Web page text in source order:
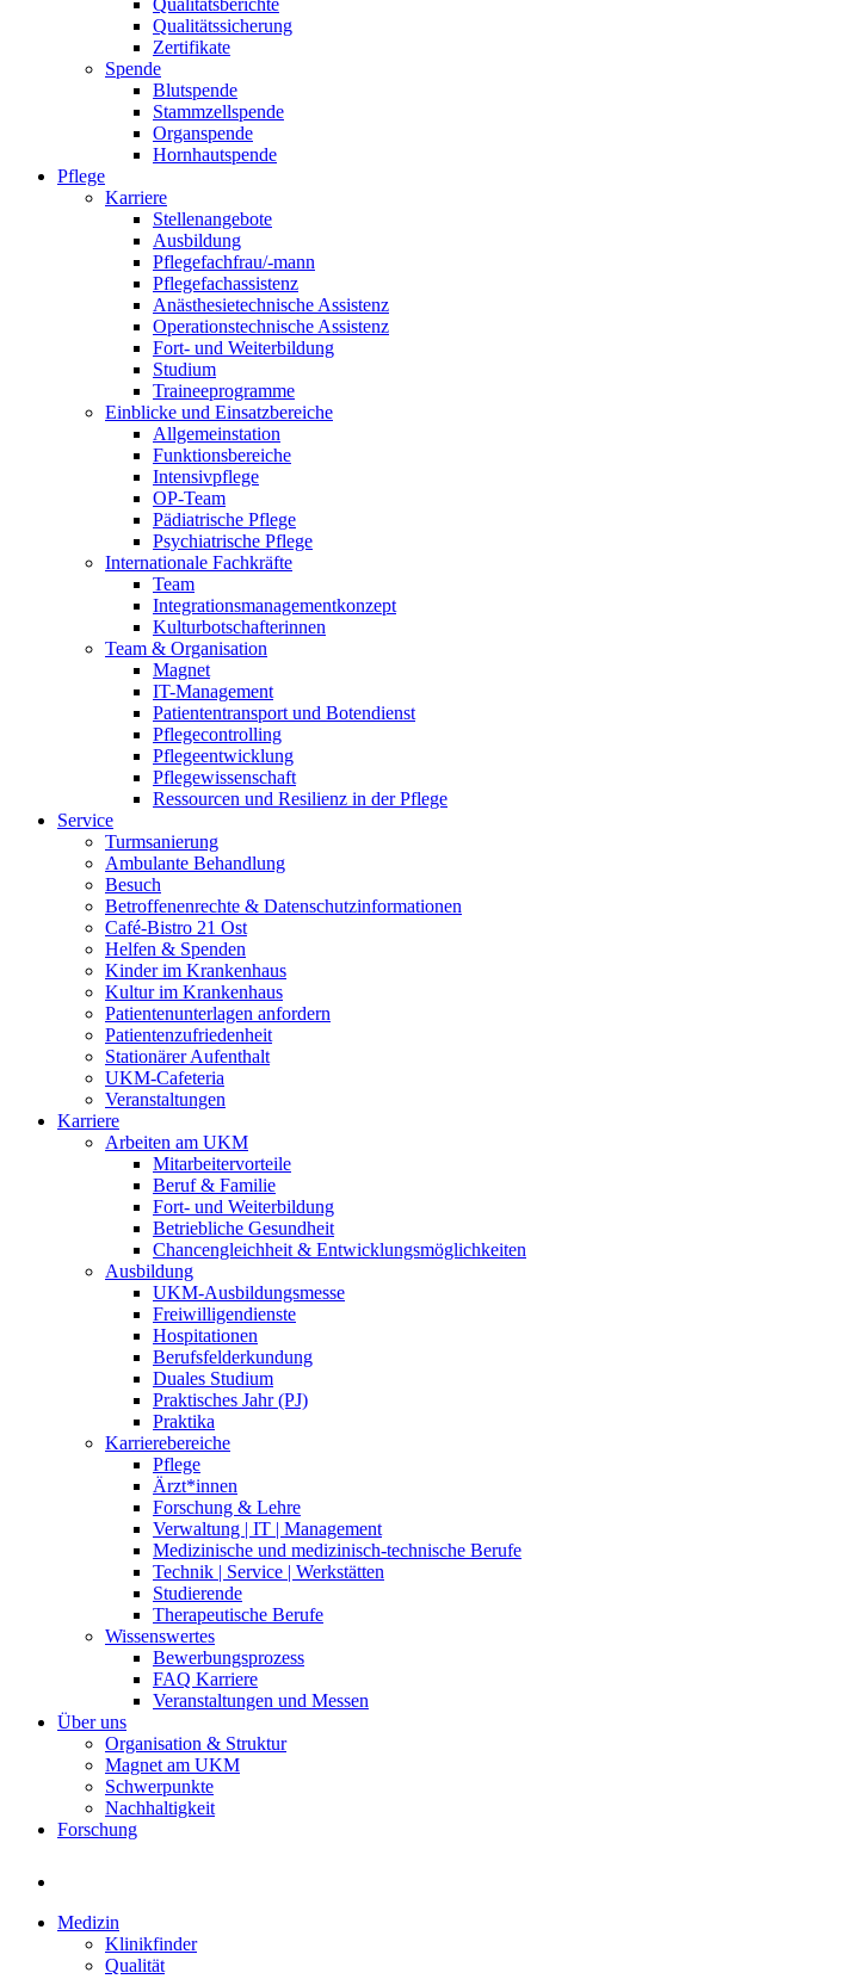
Qualitätsberichte
Qualitätssicherung
Zertifikate
Spende
Blutspende
Stammzellspende
Organspende
Hornhautspende
Pflege
Karriere
Stellenangebote
Ausbildung
Pflegefachfrau/-mann
Pflegefachassistenz
Anästhesietechnische Assistenz
Operationstechnische Assistenz
Fort- und Weiterbildung
Studium
Traineeprogramme
Einblicke und Einsatzbereiche
Allgemeinstation
Funktionsbereiche
Intensivpflege
OP-Team
Pädiatrische Pflege
Psychiatrische Pflege
Internationale Fachkräfte
Team
Integrationsmanagementkonzept
Kulturbotschafterinnen
Team & Organisation
Magnet
IT-Management
Patiententransport und Botendienst
Pflegecontrolling
Pflegeentwicklung
Pflegewissenschaft
Ressourcen und Resilienz in der Pflege
Service
Turmsanierung
Ambulante Behandlung
Besuch
Betroffenenrechte & Datenschutzinformationen
Café-Bistro 21 Ost
Helfen & Spenden
Kinder im Krankenhaus
Kultur im Krankenhaus
Patientenunterlagen anfordern
Patientenzufriedenheit
Stationärer Aufenthalt
UKM-Cafeteria
Veranstaltungen
Karriere
Arbeiten am UKM
Mitarbeitervorteile
Beruf & Familie
Fort- und Weiterbildung
Betriebliche Gesundheit
Chancengleichheit & Entwicklungsmöglichkeiten
Ausbildung
UKM-Ausbildungsmesse
Freiwilligendienste
Hospitationen
Berufsfelderkundung
Duales Studium
Praktisches Jahr (PJ)
Praktika
Karrierebereiche
Pflege
Ärzt*innen
Forschung & Lehre
Verwaltung | IT | Management
Medizinische und medizinisch-technische Berufe
Technik | Service | Werkstätten
Studierende
Therapeutische Berufe
Wissenswertes
Bewerbungsprozess
FAQ Karriere
Veranstaltungen und Messen
Über uns
Organisation & Struktur
Magnet am UKM
Schwerpunkte
Nachhaltigkeit
Forschung
Medizin
Klinikfinder
Qualität